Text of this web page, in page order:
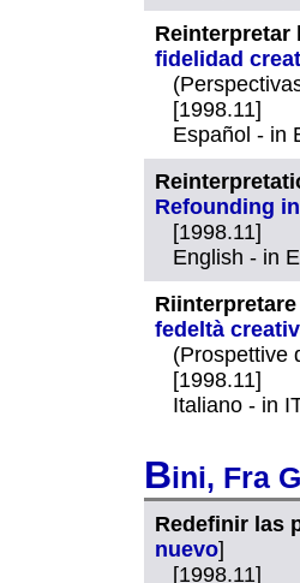
Reinterpretar
fidelidad
[1998.11]
Español - in
Refounding
[1998.11]
English - in
fedeltà
(Prospettive
[1998.11]
Italiano - in
Bini, Fra
Redefinir las
nuevo]
[1998.11]